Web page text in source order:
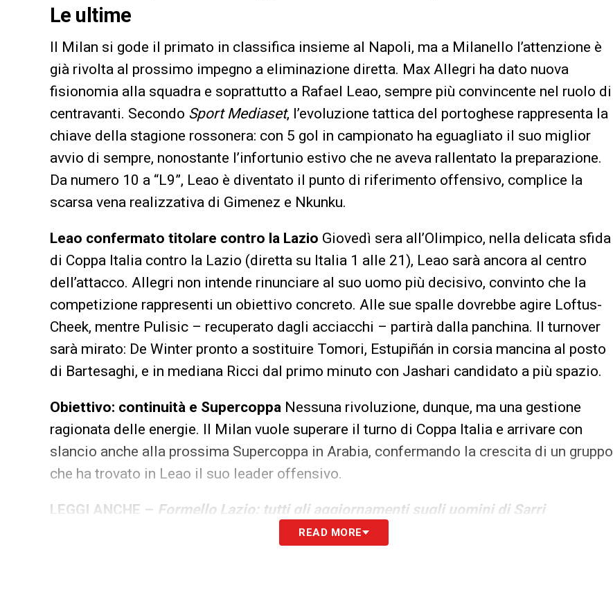
Le ultime
Il Milan si gode il primato in classifica insieme al Napoli, ma a Milanello l’attenzione è
già rivolta al prossimo impegno a eliminazione diretta. Max Allegri ha dato nuova
fisionomia alla squadra e soprattutto a Rafael Leao, sempre più convincente nel ruolo di
centravanti. Secondo Sport Mediaset, l’evoluzione tattica del portoghese rappresenta la
chiave della stagione rossonera: con 5 gol in campionato ha eguagliato il suo miglior
avvio di sempre, nonostante l’infortunio estivo che ne aveva rallentato la preparazione.
Da numero 10 a “L9”, Leao è diventato il punto di riferimento offensivo, complice la
scarsa vena realizzativa di Gimenez e Nkunku.
Leao confermato titolare contro la Lazio Giovedì sera all’Olimpico, nella delicata sfida
di Coppa Italia contro la Lazio (diretta su Italia 1 alle 21), Leao sarà ancora al centro
dell’attacco. Allegri non intende rinunciare al suo uomo più decisivo, convinto che la
competizione rappresenti un obiettivo concreto. Alle sue spalle dovrebbe agire Loftus-
Cheek, mentre Pulisic – recuperato dagli acciacchi – partirà dalla panchina. Il turnover
sarà mirato: De Winter pronto a sostituire Tomori, Estupiñán in corsia mancina al posto
di Bartesaghi, e in mediana Ricci dal primo minuto con Jashari candidato a più spazio.
Obiettivo: continuità e Supercoppa Nessuna rivoluzione, dunque, ma una gestione
ragionata delle energie. Il Milan vuole superare il turno di Coppa Italia e arrivare con
slancio anche alla prossima Supercoppa in Arabia, confermando la crescita di un gruppo
che ha trovato in Leao il suo leader offensivo.
LEGGI ANCHE – Formello Lazio: tutti gli aggiornamenti sugli uomini di Sarri
READ MORE